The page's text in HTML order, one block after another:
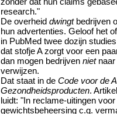
research."
De overheid dwingtbedrijven
hun advertenties. Geloof het
in PubMed twee dozijn
dat stofje A zorgt voor een
dan mogen bedrijven nietnaar
verwijzen.
Dat staat in de Code voor de
Gezondheidsproducten.
luidt: "In reclame-uitingen
gewichtsbeheersing c.q.